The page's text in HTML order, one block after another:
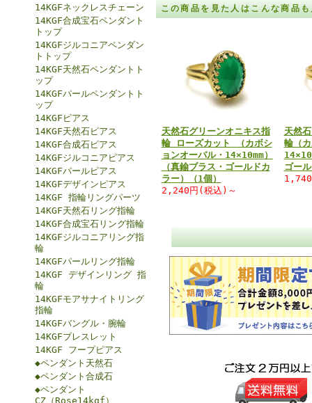
14KGFネックレスチェーン
14KGF合成宝石ペンダント
トップ
14KGFジルコニアペンダン
トトップ
14KGF天然石ペンダントト
ップ
14KGFパールペンダントト
ップ
14KGFピアス
14KGF天然石ピアス
14KGF合成石ピアス
14KGFジルコニアピアス
14KGFパールピアス
14KGFデザインピアス
14KGF 指輪リングパーツ
14KGF天然石リング指輪
14KGF合成宝石リング指輪
14KGFジルコニアリング指
輪
14KGFパールリング指輪
14KGF デザインリング 指
輪
14KGFモアサナイトリング
指輪
14KGFバングル・腕輪
14KGFブレスレット
14KGF フープピアス
◆ペンダント天然石
◆ペンダント合成石
◆ペンダント
CZ（Rose14kgf）
この商品を見た人はこんな商品
天然石グリーンオニキス指
輪 ローズカット （カボシ
ョンオーバル・14×10mm）
（真鍮ブラス・ゴールドカ
ラー）（1個）
2,240円(税込)～
天然
輪（
ゴー